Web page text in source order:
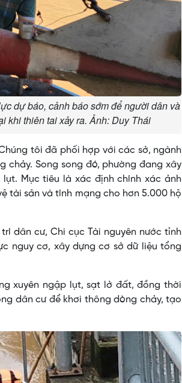
dự báo, cảnh báo sớm để người dân và
khi thiên tai xảy ra. Ảnh: Duy Thái
tôi đã phối hợp với các sở, ngành
chảy. Song song đó, phường đang xây
Mục tiêu là xác định chính xác ảnh
tài sản và tính mạng cho hơn 5.000 hộ
dân cư, Chi cục Tài nguyên nước tỉnh
nguy cơ, xây dựng cơ sở dữ liệu tổng
xuyên ngập lụt, sạt lở đất, đồng thời
dân cư để khơi thông dòng chảy, tạo